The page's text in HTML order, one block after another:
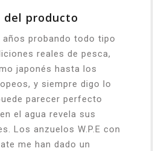
del producto
años probando todo tipo
reales de pesca,
japonés hasta los
y siempre digo lo
parecer perfecto
el agua revela sus
Los anzuelos W.P.E con
me han dado un